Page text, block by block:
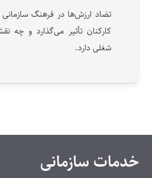
تضاد ارزش‌ها در فرهنگ
کارکنان تأثیر می‌گذارد و چه
شغلی دارد.
خدمات سازمانی